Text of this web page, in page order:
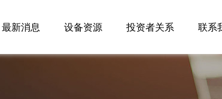
最新消息 设备资源 投资者关系 联系